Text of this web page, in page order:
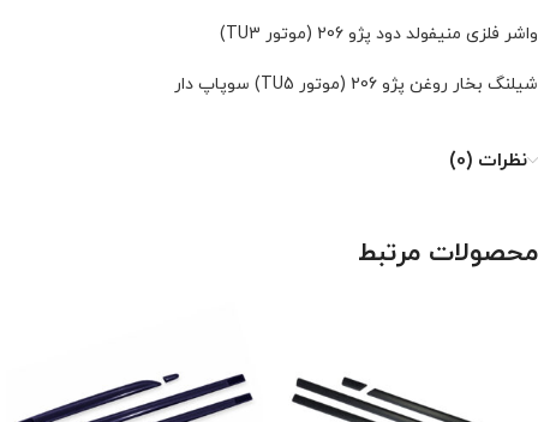
واشر فلزی منیفولد دود پژو 206 (موتور TU3)
شیلنگ بخار روغن پژو 206 (موتور TU5) سوپاپ دار
نظرات (0)
محصولات مرتبط